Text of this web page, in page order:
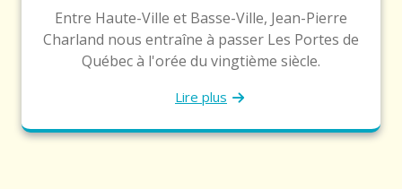
Entre Haute-Ville et Basse-Ville, Jean-Pierre
Charland nous entraîne à passer Les Portes de
Québec à l'orée du vingtième siècle.
Lire plus